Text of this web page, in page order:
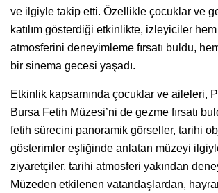
ve ilgiyle takip etti. Özellikle çocuklar ve
katılım gösterdiği etkinlikte, izleyiciler
atmosferini deneyimleme fırsatı buldu,
bir sinema gecesi yaşadı.
Etkinlik kapsamında çocuklar ve aileleri,
Bursa Fetih Müzesi’ni de gezme fırsatı
fetih sürecini panoramik görseller, tarihi
gösterimler eşliğinde anlatan müzeyi
ziyaretçiler, tarihi atmosferi yakından
Müzeden etkilenen vatandaşlardan,